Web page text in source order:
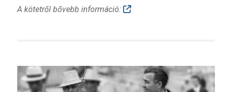
A kötetről bővebb információ: